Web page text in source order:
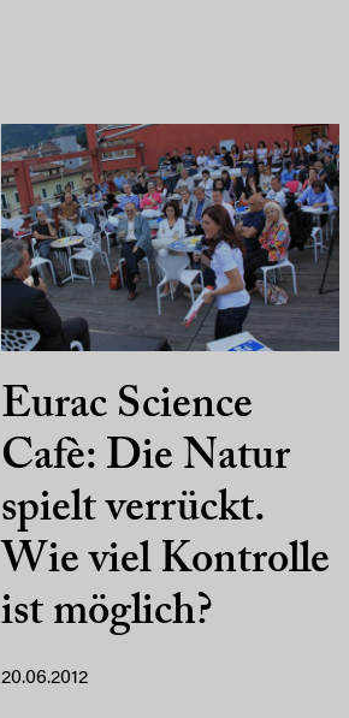
Eurac Science
Cafè: Die Natur
spielt verrückt.
Wie viel Kontrolle
ist möglich?
20.06.2012